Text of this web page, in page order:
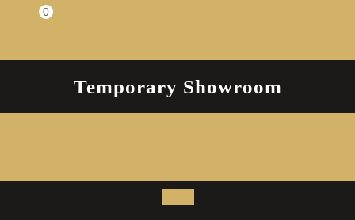
Einkaufswagen
0
Temporary Showroom
Open